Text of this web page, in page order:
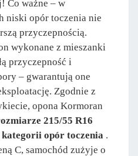
Co ważne – w
niski opór toczenia nie
przyczepnością.
wykonane z mieszanki
przyczepność i
– gwarantują one
Zgodnie z
opona Kormoran
215/55 R16
kategorii opór toczenia .
C, samochód zużyje o